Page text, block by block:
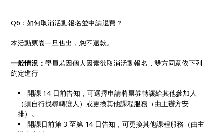
Q6：如何取消活動報名並申請退費？
本活動票卷一旦售出，恕不退款。
一般情況：學員若因個人因素欲取消活動報名，雙方同意依下列
約定進行
開課 14 日前告知，可選擇申請將票券轉讓給其他參加人
（須自行找尋轉讓人）或更換其他課程服務（由主辦方安
排）。
開課日前第 3 至第 14 日告知，可更換其他課程服務（由主